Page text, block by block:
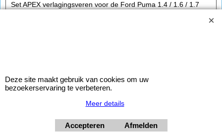
Set APEX verlagingsveren voor de Ford Puma 1.4 / 1.6 / 1.7
- voorzijde 815kg
Copyright © 1998-2026 by Improtec APEX
Deze site maakt gebruik van cookies om uw
bezoekerservaring te verbeteren.
Meer details
Accepteren Afmelden